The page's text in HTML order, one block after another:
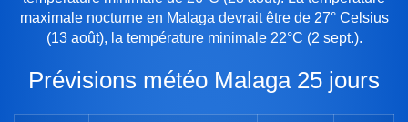
maximale nocturne en Malaga devrait être de 27° Celsius
(13 août), la température minimale 22°C (2 sept.).
Prévisions météo Malaga 25 jours